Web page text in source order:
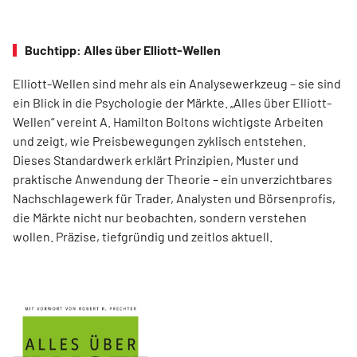
Buchtipp: Alles über Elliott-Wellen
Elliott-Wellen sind mehr als ein Analysewerkzeug – sie sind
ein Blick in die Psychologie der Märkte. „Alles über Elliott-
Wellen“ vereint A. Hamilton Boltons wichtigste Arbeiten
und zeigt, wie Preisbewegungen zyklisch entstehen.
Dieses Standardwerk erklärt Prinzipien, Muster und
praktische Anwendung der Theorie – ein unverzichtbares
Nachschlagewerk für Trader, Analysten und Börsenprofis,
die Märkte nicht nur beobachten, sondern verstehen
wollen. Präzise, tiefgründig und zeitlos aktuell.